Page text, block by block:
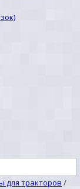
для тракторов /